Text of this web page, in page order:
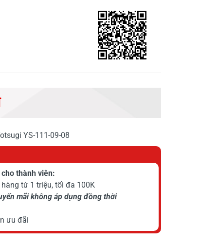
YS-111-09-08
thành viên:
từ 1 triệu, tối đa 100K
mãi không áp dụng đồng thời
ưu đãi